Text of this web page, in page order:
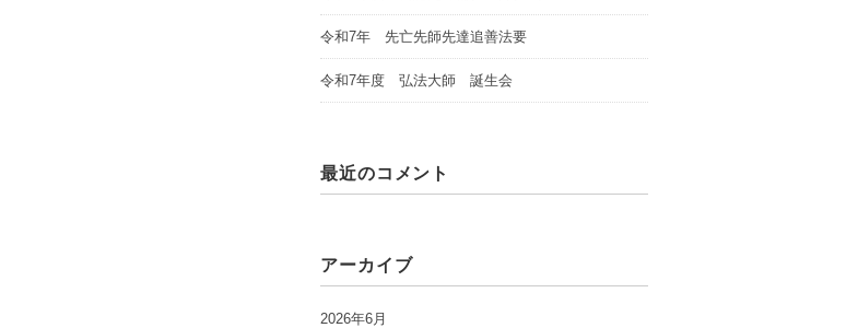
令和7年 先亡先師先達追善法要
令和7年度 弘法大師 誕生会
最近のコメント
アーカイブ
2026年6月